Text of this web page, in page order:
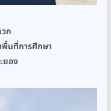
ก
พื้นที่การศึกษา
ยอง